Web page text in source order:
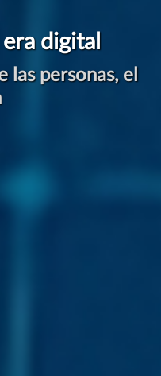
digital
las personas, el